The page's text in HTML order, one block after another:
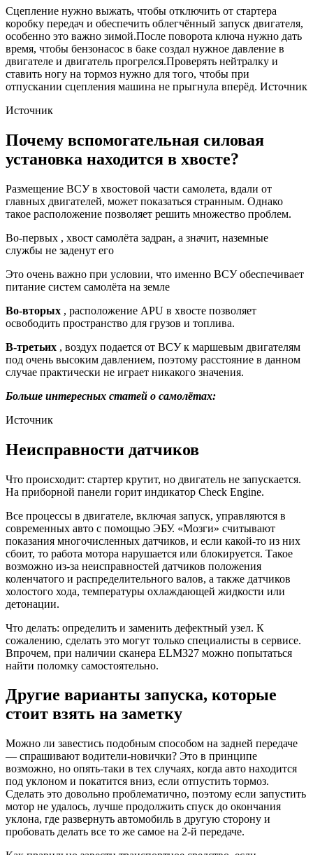
Сцепление нужно выжать, чтобы отключить от стартера
коробку передач и обеспечить облегчённый запуск двигателя,
особенно это важно зимой.После поворота ключа нужно дать
время, чтобы бензонасос в баке создал нужное давление в
двигателе и двигатель прогрелся.Проверять нейтралку и
ставить ногу на тормоз нужно для того, чтобы при
отпускании сцепления машина не прыгнула вперёд. Источник
Источник
Почему вспомогательная силовая
установка находится в хвосте?
Размещение ВСУ в хвостовой части самолета, вдали от
главных двигателей, может показаться странным. Однако
такое расположение позволяет решить множество проблем.
Во-первых , хвост самолёта задран, а значит, наземные
службы не заденут его
Это очень важно при условии, что именно ВСУ обеспечивает
питание систем самолёта на земле
Во-вторых , расположение APU в хвосте позволяет
освободить пространство для грузов и топлива.
В-третьих , воздух подается от ВСУ к маршевым двигателям
под очень высоким давлением, поэтому расстояние в данном
случае практически не играет никакого значения.
Больше интересных статей о самолётах:
Источник
Неисправности датчиков
Что происходит: стартер крутит, но двигатель не запускается.
На приборной панели горит индикатор Check Engine.
Все процессы в двигателе, включая запуск, управляются в
современных авто с помощью ЭБУ. «Мозги» считывают
показания многочисленных датчиков, и если какой‑то из них
сбоит, то работа мотора нарушается или блокируется. Такое
возможно из‑за неисправностей датчиков положения
коленчатого и распределительного валов, а также датчиков
холостого хода, температуры охлаждающей жидкости или
детонации.
Что делать: определить и заменить дефектный узел. К
сожалению, сделать это могут только специалисты в сервисе.
Впрочем, при наличии сканера ELM327 можно попытаться
найти поломку самостоятельно.
Другие варианты запуска, которые
стоит взять на заметку
Можно ли завестись подобным способом на задней передаче
— спрашивают водители-новички? Это в принципе
возможно, но опять-таки в тех случаях, когда авто находится
под уклоном и покатится вниз, если отпустить тормоз.
Сделать это довольно проблематично, поэтому если запустить
мотор не удалось, лучше продолжить спуск до окончания
уклона, где развернуть автомобиль в другую сторону и
пробовать делать все то же самое на 2‑й передаче.